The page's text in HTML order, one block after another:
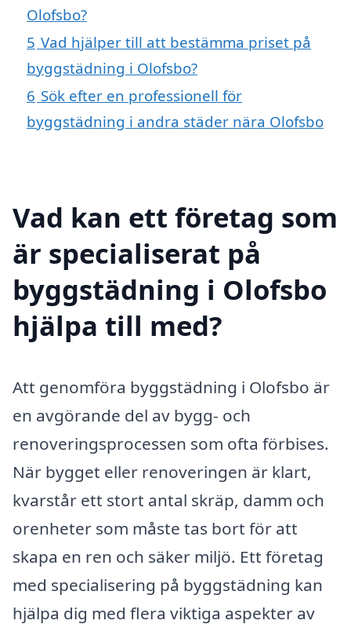
Olofsbo?
5 Vad hjälper till att bestämma priset på
byggstädning i Olofsbo?
6 Sök efter en professionell för
byggstädning i andra städer nära Olofsbo
Vad kan ett företag som
är specialiserat på
byggstädning i Olofsbo
hjälpa till med?
Att genomföra byggstädning i Olofsbo är
en avgörande del av bygg- och
renoveringsprocessen som ofta förbises.
När bygget eller renoveringen är klart,
kvarstår ett stort antal skräp, damm och
orenheter som måste tas bort för att
skapa en ren och säker miljö. Ett företag
med specialisering på byggstädning kan
hjälpa dig med flera viktiga aspekter av